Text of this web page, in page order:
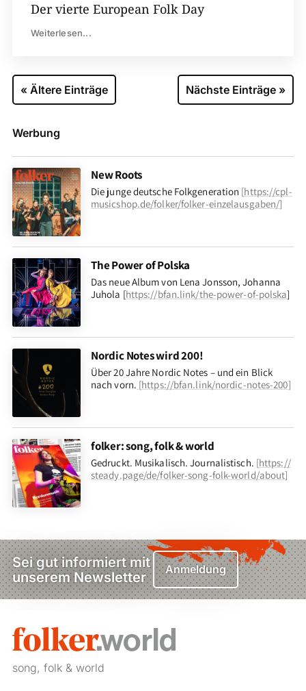
Der vierte European Folk Day
Weiterlesen...
« Ältere Einträge Nächste Einträge »
Werbung
New Roots
Die junge deutsche Folkgeneration [https://cpl-
musicshop.de/folker/folker-einzelausgaben/]
The Power of Polska
Das neue Album von Lena Jonsson, Johanna
Juhola [https://bfan.link/the-power-of-polska]
Nordic Notes wird 200!
Über 20 Jahre Nordic Notes – und ein Blick
nach vorn. [https://bfan.link/nordic-notes-200]
folker: song, folk & world
Gedruckt. Musikalisch. Journalistisch. [https://
steady.page/de/folker-song-folk-world/about]
Sei gut informiert mit
unserem Newsletter
Anmeldung
song, folk & world